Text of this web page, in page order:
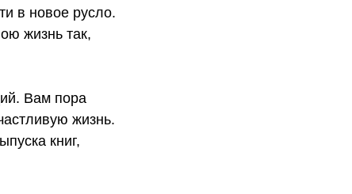
в новое русло.
жизнь так,
Вам пора
жизнь.
книг,